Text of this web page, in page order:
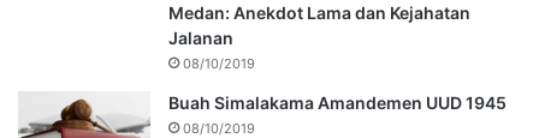
Medan: Anekdot Lama dan Kejahatan
Jalanan
08/10/2019
Buah Simalakama Amandemen UUD 1945
08/10/2019